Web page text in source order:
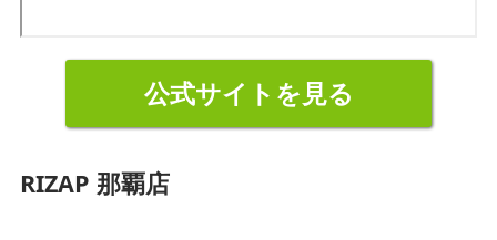
公式サイトを見る
RIZAP 那覇店